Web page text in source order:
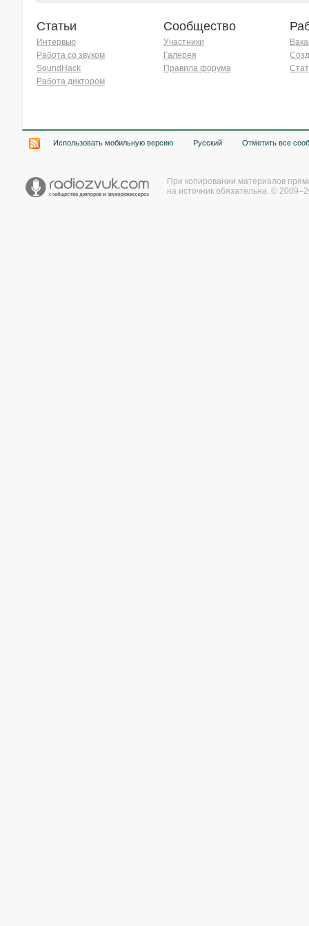
Статьи
Интервью
Работа со звуком
SoundHack
Работа диктором
Сообщество
Участники
Галерея
Правила форума
Использовать мобильную версию Русский Отметить все
При копировании материалов
на источник обязательна. ©